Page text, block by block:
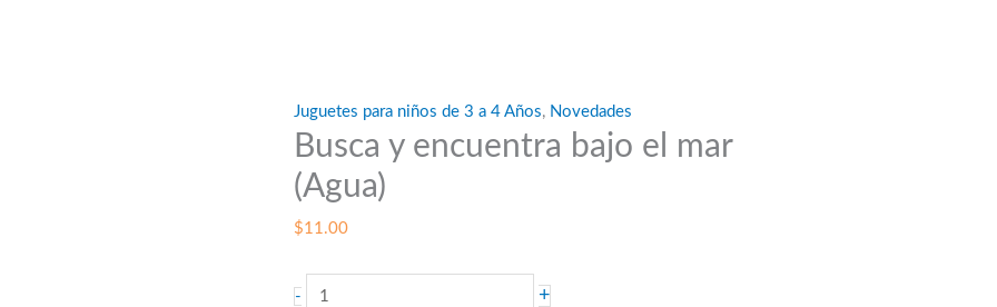
Juguetes para niños de 3 a 4 Años, Novedades
Busca y encuentra bajo el mar
(Agua)
$11.00
-
Busca
+